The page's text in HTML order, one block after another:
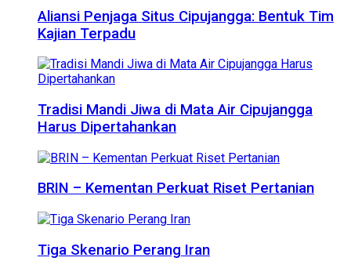
Aliansi Penjaga Situs Cipujangga: Bentuk Tim
Kajian Terpadu
Tradisi Mandi Jiwa di Mata Air Cipujangga
Harus Dipertahankan
BRIN – Kementan Perkuat Riset Pertanian
Tiga Skenario Perang Iran